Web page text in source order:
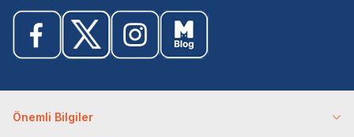
Önemli Bilgiler